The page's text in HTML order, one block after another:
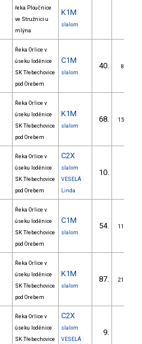
řeka Ploučnice
ve Stružnici u
mlýna
K1M
slalom
Řeka Orlice v
úseku loděnice
SK Třebechovice
pod Orebem
C1M
slalom
40. 8/ZM
Řeka Orlice v
úseku loděnice
SK Třebechovice
pod Orebem
K1M
slalom
68. 15/ZM
Řeka Orlice v
úseku loděnice
SK Třebechovice
pod Orebem
C2X
slalom
VESELÁ
Linda
10.
Řeka Orlice v
úseku loděnice
SK Třebechovice
pod Orebem
C1M
slalom
54. 11/ZM
Řeka Orlice v
úseku loděnice
SK Třebechovice
pod Orebem
K1M
slalom
87. 21/ZM
Řeka Orlice v
úseku loděnice
SK Třebechovice
C2X
slalom
VESELÁ
9.